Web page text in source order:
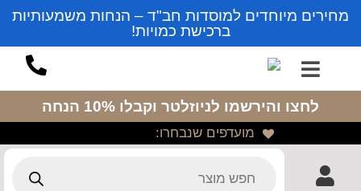
מחירים מיוחדים למוסדות חב"ד – הנחות משמעותיות
ברכישת כמויות!
לחצו והירשמו לניוזלטר וקבלו 10% הנחה
מועדפים שנבחרו: